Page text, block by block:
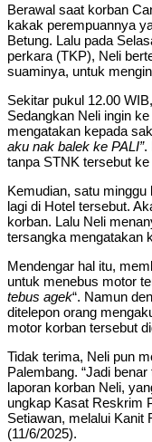
Berawal saat korban
kakak perempuannya
Betung. Lalu pada
perkara (TKP), Neli
suaminya, untuk
Sekitar pukul 12.00
Sedangkan Neli ingin
mengatakan kepada
aku nak balek ke PALI”.
tanpa STNK tersebut
Kemudian, satu
lagi di Hotel tersebut.
korban. Lalu Neli
tersangka mengatakan
Mendengar hal itu,
untuk menebus motor
tebus agek“. Namun
ditelepon orang
motor korban tersebut
Tidak terima, Neli pun
Palembang. “Jadi
laporan korban Neli,
ungkap Kasat Reskrim
Setiawan, melalui Kanit
(11/6/2025).